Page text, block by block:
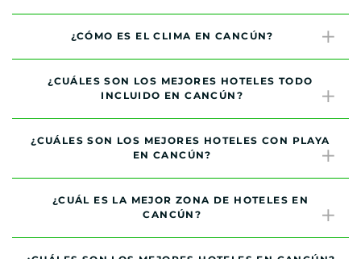
¿CÓMO ES EL CLIMA EN CANCÚN?
¿CUÁLES SON LOS MEJORES HOTELES TODO
INCLUIDO EN CANCÚN?
¿CUÁLES SON LOS MEJORES HOTELES CON PLAYA
EN CANCÚN?
¿CUÁL ES LA MEJOR ZONA DE HOTELES EN
CANCÚN?